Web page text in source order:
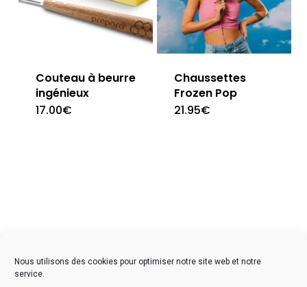
Nous utilisons des cookies pour optimiser notre site web et notre
service.
Couteau à beurre
ingénieux
17.00€
Chaussettes
Frozen Pop
21.95€